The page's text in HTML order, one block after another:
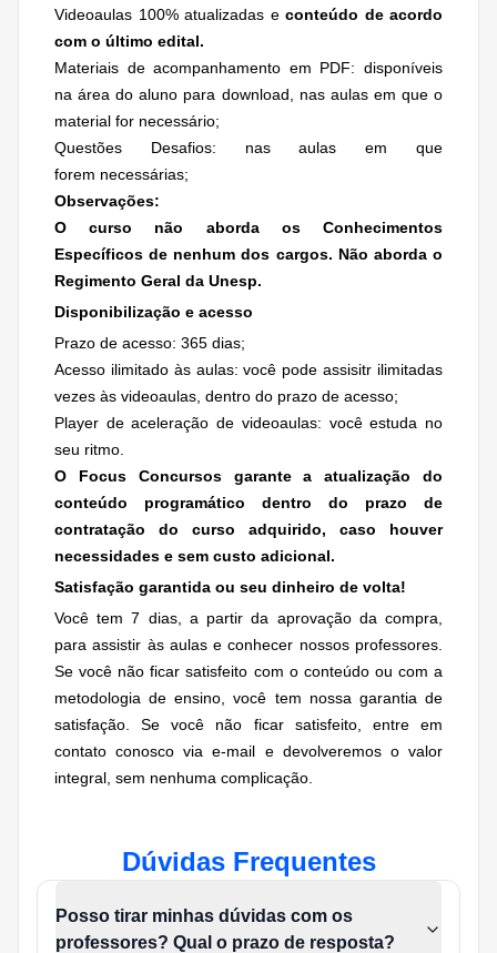
Videoaulas 100% atualizadas e conteúdo de acordo
com o último edital.
Materiais de acompanhamento em PDF: disponíveis
na área do aluno para download, nas aulas em que o
material for necessário;
Questões Desafios: nas aulas em que
forem necessárias;
Observações:
O curso não aborda os Conhecimentos
Específicos de nenhum dos cargos. Não aborda o
Regimento Geral da Unesp.
Disponibilização e acesso
Prazo de acesso: 365 dias;
Acesso ilimitado às aulas: você pode assisitr ilimitadas
vezes às videoaulas, dentro do prazo de acesso;
Player de aceleração de videoaulas: você estuda no
seu ritmo.
O Focus Concursos garante a atualização do
conteúdo programático dentro do prazo de
contratação do curso adquirido, caso houver
necessidades e sem custo adicional.
Satisfação garantida ou seu dinheiro de volta!
Você tem 7 dias, a partir da aprovação da compra,
para assistir às aulas e conhecer nossos professores.
Se você não ficar satisfeito com o conteúdo ou com a
metodologia de ensino, você tem nossa garantia de
satisfação. Se você não ficar satisfeito, entre em
contato conosco via e-mail e devolveremos o valor
integral, sem nenhuma complicação.
Dúvidas Frequentes
Posso tirar minhas dúvidas com os
professores? Qual o prazo de resposta?